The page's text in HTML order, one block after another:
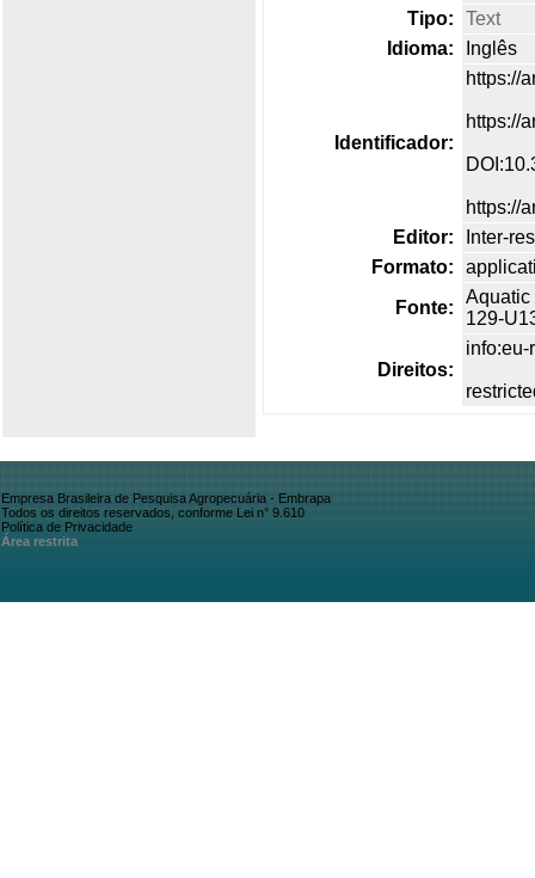
Tipo:
Text
Idioma:
Inglês
Identificador:
https://
https://
https://
Editor:
Inter-
Formato:
Fonte:
Aquatic
129-
Direitos:
info:eu-
Empresa Brasileira de Pesquisa Agropecuária - Embrapa
Todos os direitos reservados, conforme Lei n° 9.610
Política de Privacidade
Área restrita